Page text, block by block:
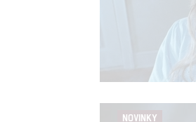
NOVINKY